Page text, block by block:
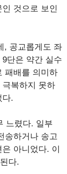
것으로 보인
, 공교롭게도 좌
단은 약간 실수
패배를 의미하
복하지 못하
다.
느렸다. 일부
송하거나 송고
아니었다. 이
다.